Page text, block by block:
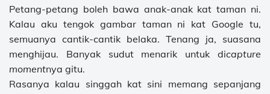
Petang-petang boleh bawa anak-anak kat taman ni.
Kalau aku tengok gambar taman ni kat Google tu,
semuanya cantik-cantik belaka. Tenang ja, suasana
menghijau. Banyak sudut menarik untuk dicapture
momentnya gitu.
Rasanya kalau singgah kat sini memang sepanjang